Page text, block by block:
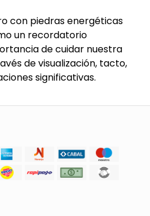
con piedras energéticas
un recordatorio
de cuidar nuestra
de visualización, tacto,
significativas.